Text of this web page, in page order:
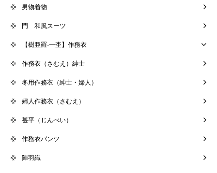
男物着物
門 和風スーツ
【樹亜羅-一杢】作務衣
作務衣（さむえ）紳士
冬用作務衣（紳士・婦人）
婦人作務衣（さむえ）
甚平（じんべい）
作務衣パンツ
陣羽織